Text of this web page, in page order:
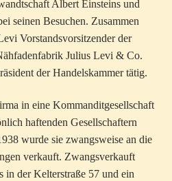
Albert Einsteins und
seinen Besuchen. Zusammen
Vorstandsvorsitzender der
Julius Levi & Co.
der Handelskammer tätig.
in eine Kommanditgesellschaft
haftenden Gesellschaftern
wurde sie zwangsweise an die
verkauft. Zwangsverkauft
in der Kelterstraße 57 und ein